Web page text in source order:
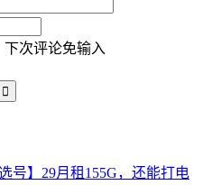
次评论免输入
号】29月租155G，还能打电